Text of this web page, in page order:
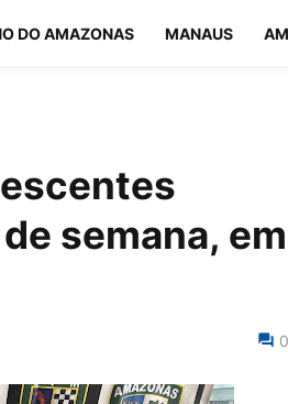
DO AMAZONAS MANAUS
semana, em
0